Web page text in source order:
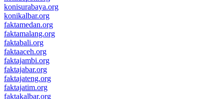
konisurabaya.org
konikalbar.org
faktamedan.org
faktamalang.org
faktabali.org
faktaaceh.org
faktajambi.org
faktajabar.org
faktajateng.org
faktajatim.org
faktakalbar.org